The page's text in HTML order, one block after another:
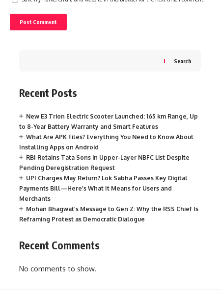
Search
Recent Posts
New E3 Trion Electric Scooter Launched: 165 km Range, Up
to 8-Year Battery Warranty and Smart Features
What Are APK Files? Everything You Need to Know About
Installing Apps on Android
RBI Retains Tata Sons in Upper-Layer NBFC List Despite
Pending Deregistration Request
UPI Charges May Return? Lok Sabha Passes Key Digital
Payments Bill—Here’s What It Means for Users and
Merchants
Mohan Bhagwat’s Message to Gen Z: Why the RSS Chief Is
Reframing Protest as Democratic Dialogue
Recent Comments
No comments to show.